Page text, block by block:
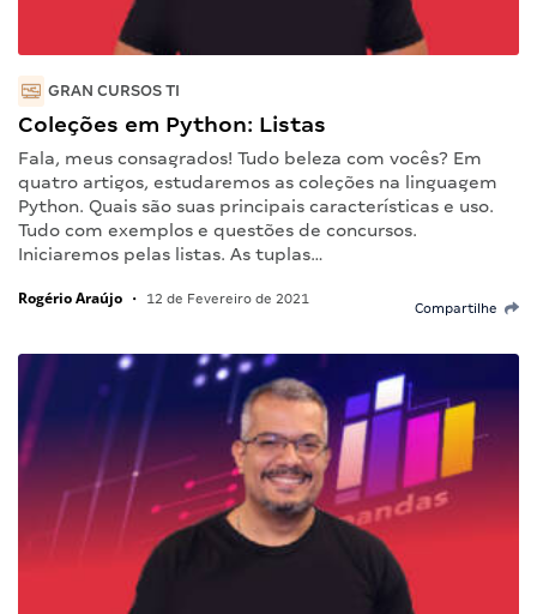
GRAN CURSOS TI
Coleções em Python: Listas
Fala, meus consagrados! Tudo beleza com vocês? Em
quatro artigos, estudaremos as coleções na linguagem
Python. Quais são suas principais características e uso.
Tudo com exemplos e questões de concursos.
Iniciaremos pelas listas. As tuplas…
Rogério Araújo • 12 de Fevereiro de 2021
Compartilhe